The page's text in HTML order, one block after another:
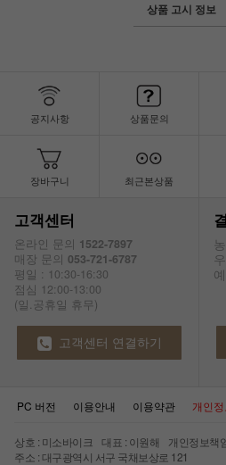
상품 고시 정보
공지사항 상품문의
장바구니 최근본상품
고객센터
온라인 문의 1522-7897
매장 문의 053-721-6787
평일 : 10:30-16:30
점심 12:00-13:00
(일.공휴일 휴무)
고객센터 연결하기
PC 버전 이용안내 이용약관 개인
상호 : 미소바이크 대표 : 이원해 개인정보책
주소 : 대구광역시 서구 국채보상로 121